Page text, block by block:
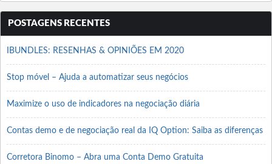
POSTAGENS RECENTES
IBUNDLES: RESENHAS & OPINIÕES EM 2020
Stop móvel – Ajuda a automatizar seus negócios
Maximize o uso de indicadores na negociação diária
Contas demo e de negociação real da IQ Option: Saiba as diferenças
Corretora Binomo – Abra uma Conta Demo Gratuita